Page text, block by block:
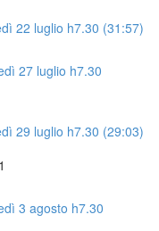
22 luglio h7.30 (31:57)
27 luglio h7.30
29 luglio h7.30 (29:03)
3 agosto h7.30